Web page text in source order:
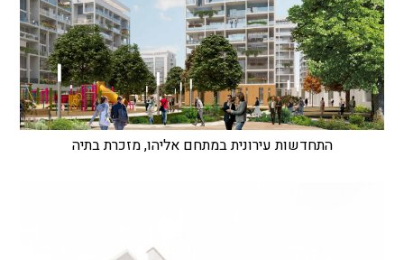
התחדשות עירונית במתחם אליהו, מזכרת בתיה